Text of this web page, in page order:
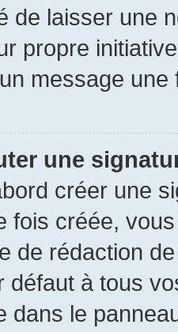
de laisser une
propre
message une
une
créer une
fois créée,
de rédaction
défaut à tous
dans le